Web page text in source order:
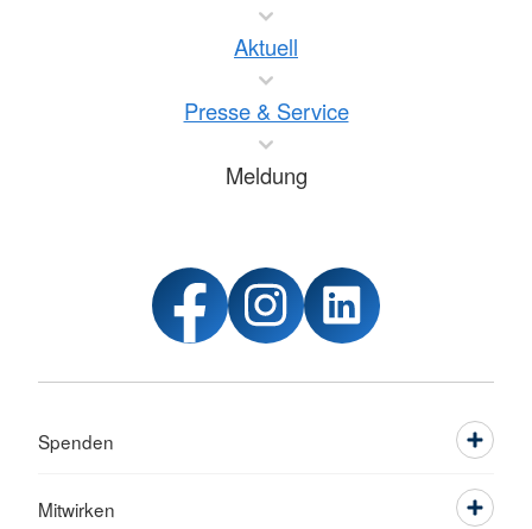
Aktuell
Presse & Service
Meldung
Spenden
Mitwirken